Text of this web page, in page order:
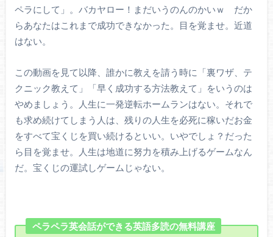
ペラにして」。バカヤロー！まだいうのんのかいｗ だか
らあなたはこれまで成功できなかった。目を覚ませ。近道
はない。
この動画を見て以降、誰かに教えを請う時に「裏ワザ、テ
クニック教えて」「早く成功する方法教えて」をいうのは
やめましょう。人生に一発逆転ホームランはない。それで
も求め続けてしまう人は、残りの人生を必死に稼いだお金
をすべて宝くじを買い続けるといい。いやでしょ？だった
ら目を覚ませ。人生は地道に努力を積み上げるゲームなん
だ。宝くじの運試しゲームじゃない。
ペラペラ英会話ができる英語多読の無料講座